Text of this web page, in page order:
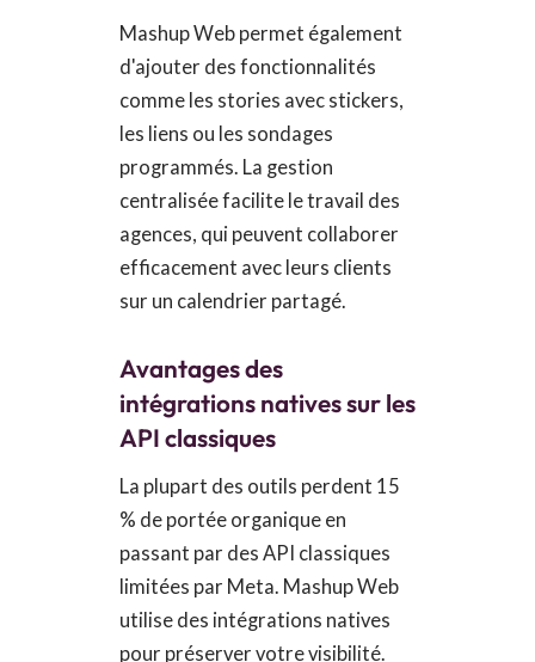
Mashup Web permet également
d'ajouter des fonctionnalités
comme les stories avec stickers,
les liens ou les sondages
programmés. La gestion
centralisée facilite le travail des
agences, qui peuvent collaborer
efficacement avec leurs clients
sur un calendrier partagé.
Avantages des
intégrations natives sur les
API classiques
La plupart des outils perdent 15
% de portée organique en
passant par des API classiques
limitées par Meta. Mashup Web
utilise des intégrations natives
pour préserver votre visibilité.